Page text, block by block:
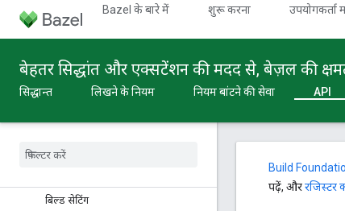
Bazel के बारे में शुरू करना उपयोगकर्ता
बेहतर सिद्धांत और एक्सटेंशन की मदद से, बेज़ल की
सिद्धान्त लिखने के नियम नियम बांटने की सेवा API
खास जानकारी
कार्रवाइयां
Apple_platform
पहलू
bazer
बिल्ड सेटिंग
Build
पढ़ें, औररजिस्टर